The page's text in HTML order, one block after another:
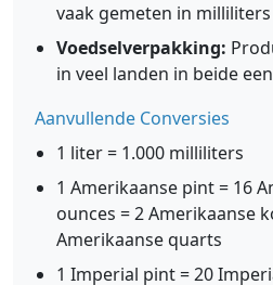
vaak gemeten in milliliters
Voedselverpakking:
in veel landen in beide
Aanvullende Conversies
1 liter = 1.000 milliliters
1 Amerikaanse pint = 16
ounces = 2 Amerikaanse
Amerikaanse quarts
1 Imperial pint = 20